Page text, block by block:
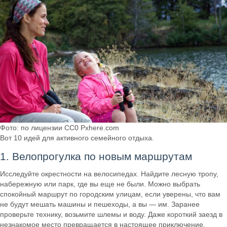
Фото: по лицензии CC0 Pxhere.com
Вот 10 идей для активного семейного отдыха.
1. Велопрогулка по новым маршрутам
Исследуйте окрестности на велосипедах. Найдите лесную тропу,
набережную или парк, где вы еще не были. Можно выбрать
спокойный маршрут по городским улицам, если уверены, что вам
не будут мешать машины и пешеходы, а вы — им. Заранее
проверьте технику, возьмите шлемы и воду. Даже короткий заезд в
незнакомое место превращается в настоящее приключение.